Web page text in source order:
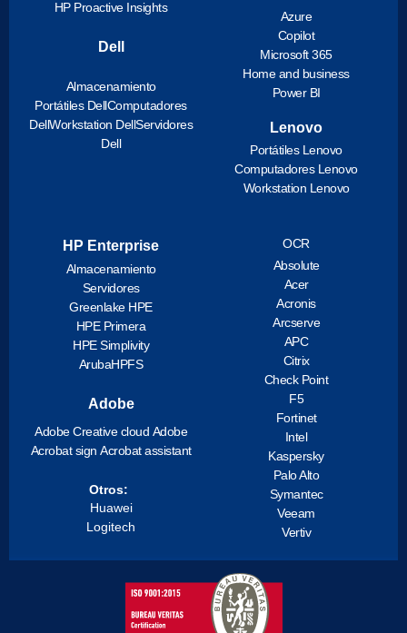
HP Proactive Insights
Dell
Almacenamiento
Portátiles DellComputadores
DellWorkstation DellServidores
Dell
Azure
Copilot
Microsoft 365
Home and business
Power BI
Lenovo
Portátiles Lenovo
Computadores Lenovo
Workstation Lenovo
HP Enterprise
Almacenamiento
Servidores
Greenlake HPE
HPE Primera
HPE Simplivity
ArubaHPFS
Adobe
Adobe Creative cloud Adobe
Acrobat sign Acrobat assistant
Otros:
Huawei
Logitech
OCR
Absolute
Acer
Acronis
Arcserve
APC
Citrix
Check Point
F5
Fortinet
Intel
Kaspersky
Palo Alto
Symantec
Veeam
Vertiv